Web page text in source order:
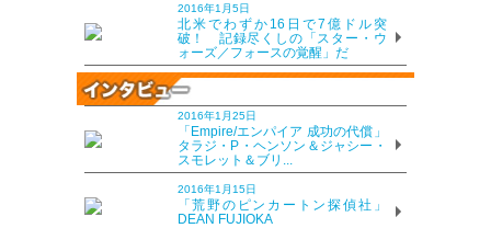
2016年1月5日
北米でわずか16日で7億ドル突
破！ 記録尽くしの「スター・ウ
ォーズ／フォースの覚醒」だ
2016年1月25日
「Empire/エンパイア 成功の代償」
タラジ・P・ヘンソン＆ジャシー・
スモレット＆ブリ...
2016年1月15日
「荒野のピンカートン探偵社」
DEAN FUJIOKA